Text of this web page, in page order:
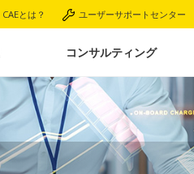
CAEとは？ ユーザーサポートセンター
コンサルティング